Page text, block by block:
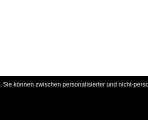
können zwischen personalisierter und nicht-